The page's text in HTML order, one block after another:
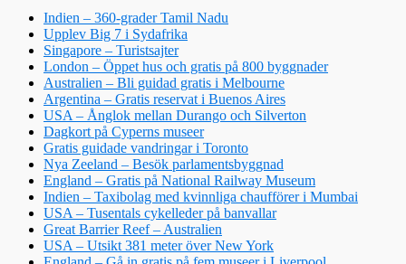
Indien – 360-grader Tamil Nadu
Upplev Big 7 i Sydafrika
Singapore – Turistsajter
London – Öppet hus och gratis på 800 byggnader
Australien – Bli guidad gratis i Melbourne
Argentina – Gratis reservat i Buenos Aires
USA – Ånglok mellan Durango och Silverton
Dagkort på Cyperns museer
Gratis guidade vandringar i Toronto
Nya Zeeland – Besök parlamentsbyggnad
England – Gratis på National Railway Museum
Indien – Taxibolag med kvinnliga chaufförer i Mumbai
USA – Tusentals cykelleder på banvallar
Great Barrier Reef – Australien
USA – Utsikt 381 meter över New York